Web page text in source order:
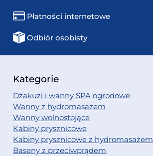
Płatności internetowe
Odbiór osobisty
Kategorie
Dżakuzi i wanny SPA ogrodowe
Wanny z hydromasażem
Wanny wolnostojące
Kabiny prysznicowe
Kabiny prysznicowe z hydromasażem
Baseny z przeciwprądem